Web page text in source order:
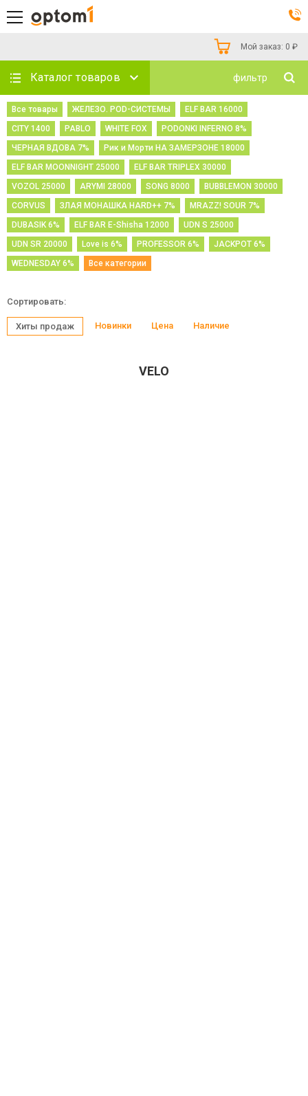
Мой заказ: 0 ₽
Каталог товаров фильтр
Все товары ЖЕЛЕЗО. POD-СИСТЕМЫ
ELF BAR 16000
CITY 1400
PABLO WHITE FOX
PODONKI INFERNO 8%
ЧЕРНАЯ ВДОВА 7%
Рик и Морти НА ЗАМЕРЗОНЕ 18000
ELF BAR MOONNIGHT 25000
ELF BAR TRIPLEX 30000
VOZOL 25000
ARYMI 28000 SONG 8000
BUBBLEMON 30000
CORVUS
ЗЛАЯ МОНАШКА HARD++ 7%
MRAZZ! SOUR 7%
DUBASIK 6%
ELF BAR E-Shisha 12000
UDN S 25000
UDN SR 20000
Love is 6% PROFESSOR 6%
JACKPOT 6%
WEDNESDAY 6%
Все категории
Сортировать:
Хиты продаж Новинки Цена Наличие
VELO